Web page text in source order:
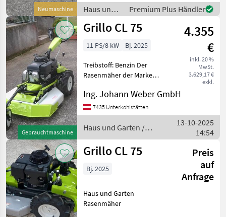
Rasenmaeher
Grillo
KATEGORIE
WÄHLEN
Grillo
Husqvarna
Honda
Stiga
John Deere
Solo
Alle 34
anzeigen
Neumaschine
verstellbar, Gummiräder
4.00-8 ---- La
Haus und
Garten /
Grillo
Premium Plus Händler
Gebrauchtmaschine
Grillo CL 75
4.355
€
inkl. 20 %
MwSt.
3.629,17 €
exkl.
11 PS/8 kW Bj. 2025
Treibstoff: Benzin Der
Rasenmäher der Marke
[Modellname], ist ein
leistungsstarker
Hochgrasmäher, der mit
seiner 11 PS starken
Ing. Johann Weber GmbH
7435 Unterkohlstätten
Haus und Garten /
Grillo
13-10-2025
14:54
Grillo CL 75
Preis
auf
Anfrage
Bj. 2025
Haus und Garten
Rasenmäher